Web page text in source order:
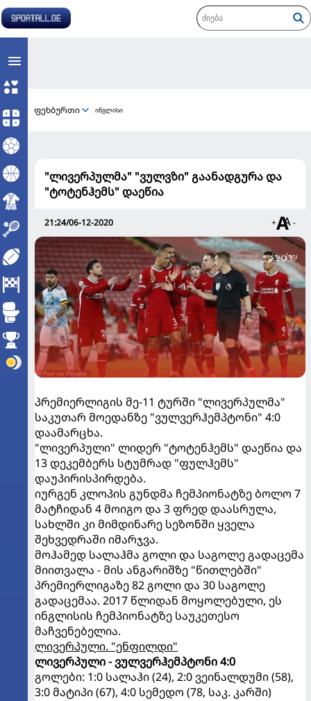
ფეხბურთი ინგლისი
"ლივერპულმა" "ვულვზი" გაანადგურა და
"ტოტენჰემს" დაეწია
21:24/06-12-2020 + -
პრემიერლიგის მე-11 ტურში "ლივერპულმა"
საკუთარ მოედანზე "ვულვერჰემპტონი" 4:0
დაამარცხა.
"ლივერპული" ლიდერ "ტოტენჰემს" დაეწია და
13 დეკემბერს სტუმრად "ფულჰემს"
დაუპირისპირდება.
იურგენ კლოპის გუნდმა ჩემპიონატზე ბოლო 7
მატჩიდან 4 მოიგო და 3 ფრედ დაასრულა,
სახლში კი მიმდინარე სეზონში ყველა
შეხვედრაში იმარჯვა.
მოჰამედ სალაჰმა გოლი და საგოლე გადაცემა
მიითვალა - მის ანგარიშზე "წითლებში"
პრემიერლიგაზე 82 გოლი და 30 საგოლე
გადაცემაა. 2017 წლიდან მოყოლებული, ეს
ინგლისის ჩემპიონატზე საუკეთესო
მაჩვენებელია.
ლივერპული. "ენფილდი"
ლივერპული - ვულვერჰემპტონი 4:0
გოლები: 1:0 სალაჰი (24), 2:0 ვეინალდუმი (58),
3:0 მატიპი (67), 4:0 სემედო (78, საკ. კარში)